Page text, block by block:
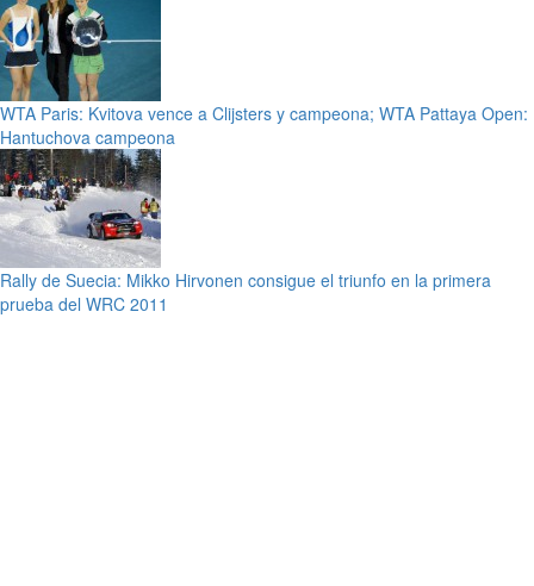
WTA Paris: Kvitova vence a Clijsters y campeona; WTA Pattaya Open:
Hantuchova campeona
Rally de Suecia: Mikko Hirvonen consigue el triunfo en la primera
prueba del WRC 2011